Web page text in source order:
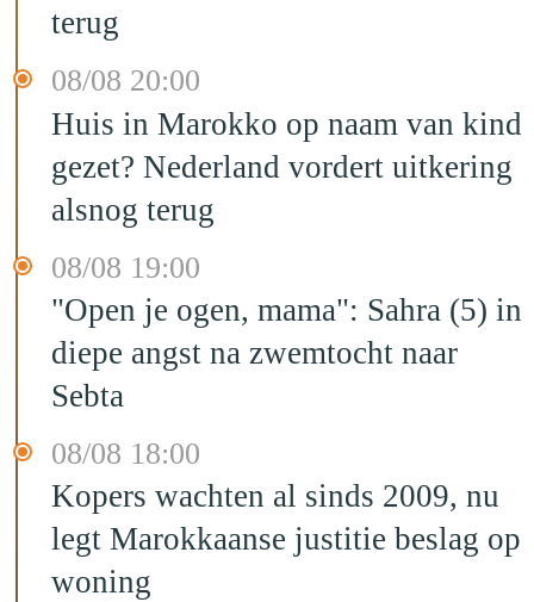
terug
08/08 20:00
Huis in Marokko op naam van kind
gezet? Nederland vordert uitkering
alsnog terug
08/08 19:00
"Open je ogen, mama": Sahra (5) in
diepe angst na zwemtocht naar
Sebta
08/08 18:00
Kopers wachten al sinds 2009, nu
legt Marokkaanse justitie beslag op
woning